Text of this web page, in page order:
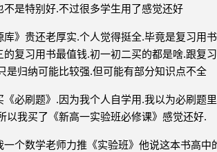
不是特别好.不过很多学生用了感觉还好
库》贵还老厚实.个人觉得挺全.毕竟是复习用
的复习用书最值钱.初一初二买的都是啥.跟复
是归纳可能比较强.但可能有部分知识点不全
《必刷题》.因为我个人自学用.我以为必刷题
以我买了《新高一实验班必修课》感觉还好.
一个数学老师力推《实验班》他说这本书高